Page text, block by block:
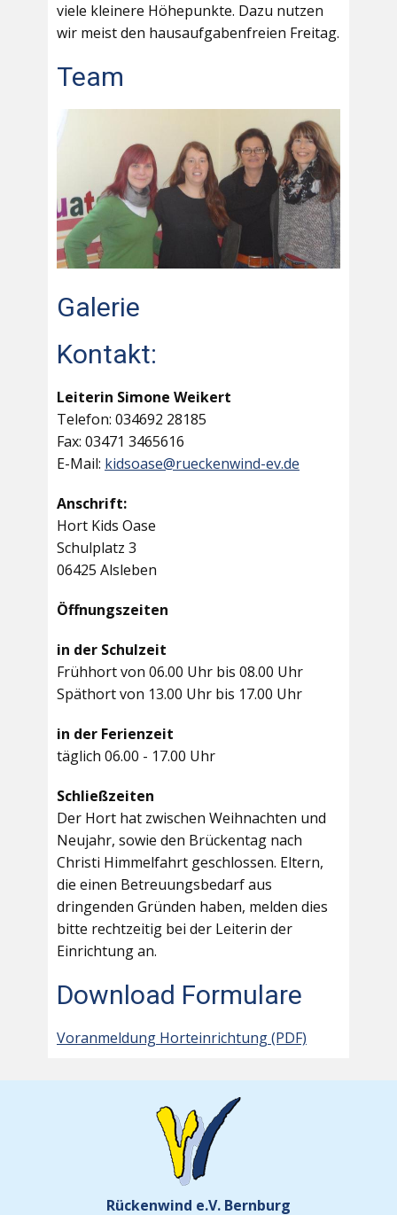
viele kleinere Höhepunkte. Dazu nutzen
wir meist den hausaufgabenfreien Freitag.
Team
Galerie
Kontakt:
Leiterin Simone Weikert
Telefon: 034692 28185
Fax: 03471 3465616
E-Mail: kidsoase@rueckenwind-ev.de
Anschrift:
Hort Kids Oase
Schulplatz 3
06425 Alsleben
Öffnungszeiten
in der Schulzeit
Frühhort von 06.00 Uhr bis 08.00 Uhr
Späthort von 13.00 Uhr bis 17.00 Uhr
in der Ferienzeit
täglich 06.00 - 17.00 Uhr
Schließzeiten
Der Hort hat zwischen Weihnachten und
Neujahr, sowie den Brückentag nach
Christi Himmelfahrt geschlossen. Eltern,
die einen Betreuungsbedarf aus
dringenden Gründen haben, melden dies
bitte rechtzeitig bei der Leiterin der
Einrichtung an.
Download Formulare
Voranmeldung Horteinrichtung (PDF)
Rückenwind e.V. Bernburg